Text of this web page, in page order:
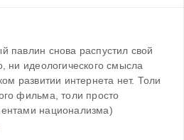
павлин снова распустил свой
ни идеологического смысла
развитии интернета нет. Толи
фильма, толи просто
национализма)